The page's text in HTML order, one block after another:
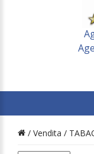
/ Vendita /